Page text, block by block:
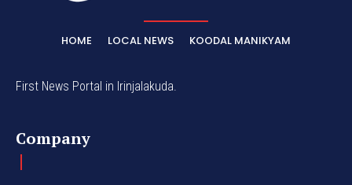
HOME LOCAL NEWS KOODAL MANIKYAM
First News Portal in Irinjalakuda.
Company